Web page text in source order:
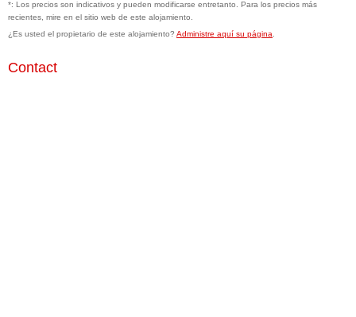
*: Los precios son indicativos y pueden modificarse entretanto. Para los precios más
recientes, mire en el sitio web de este alojamiento.
¿Es usted el propietario de este alojamiento? Administre aquí su página
Contact